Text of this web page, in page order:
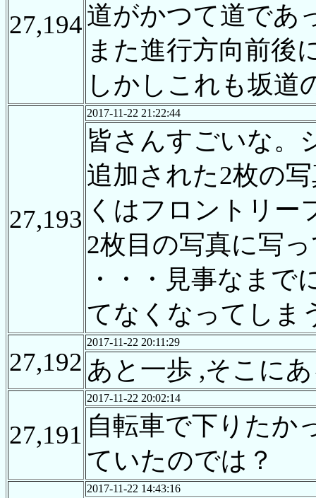
27,194道がかつて道であ
また進行方向前後
しかしこれも坂道
27,193
2017-11-22 21:22:44
皆さんすごいな。
追加された2枚の
くはフロントリ
2枚目の写真に写
・・・見事なま
てなくなってしま
27,192
2017-11-22 20:11:29
あと一歩 ,そこに
27,191
2017-11-22 20:02:14
自転車で下りたか
ていたのでは？
2017-11-22 14:43:16